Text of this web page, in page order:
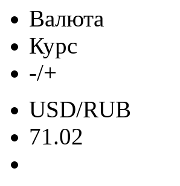
Валюта
Курс
-/+
USD/RUB
71.02